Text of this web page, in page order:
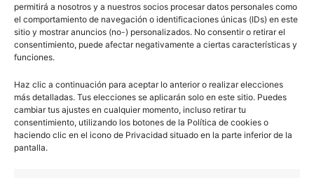
permitirá a nosotros y a nuestros socios procesar datos personales como
el comportamiento de navegación o identificaciones únicas (IDs) en este
sitio y mostrar anuncios (no-) personalizados. No consentir o retirar el
consentimiento, puede afectar negativamente a ciertas características y
funciones.
Haz clic a continuación para aceptar lo anterior o realizar elecciones
más detalladas. Tus elecciones se aplicarán solo en este sitio. Puedes
cambiar tus ajustes en cualquier momento, incluso retirar tu
consentimiento, utilizando los botones de la Política de cookies o
haciendo clic en el icono de Privacidad situado en la parte inferior de la
pantalla.